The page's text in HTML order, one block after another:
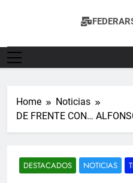
Sitio Oficial
Home
Noticias
DE FRENTE CON…
DESTACADOS NOTICIAS